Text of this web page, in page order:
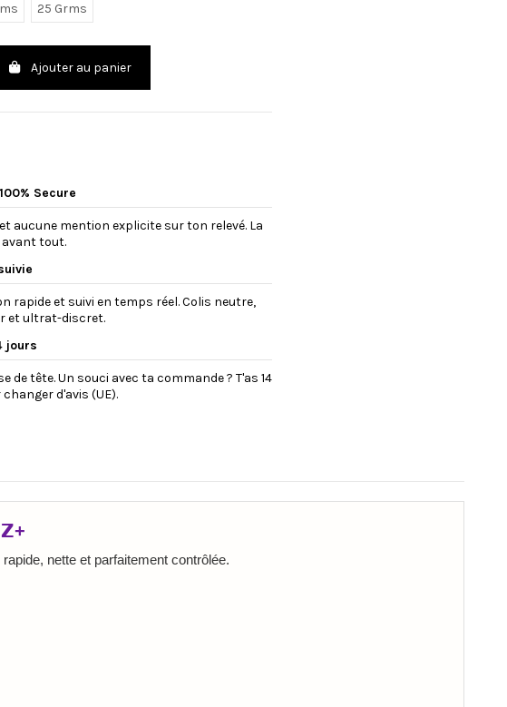
25 Grms
Ajouter au panier
Secure
aucune mention explicite sur ton relevé. La
tout.
rapide et suivi en temps réel. Colis neutre,
et ultrat-discret.
jours
de tête. Un souci avec ta commande ? T'as 14
d'avis (UE).
nette et parfaitement contrôlée.